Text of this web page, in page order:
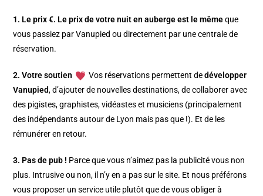
1. Le prix €. Le prix de votre nuit en auberge est le mêmeque
vous passiez par Vanupied ou directement par une centrale de
réservation.
2. Votre soutien Vos réservations permettent dedévelopper
Vanupied, d’ajouter de nouvelles destinations, de collaborer avec
des pigistes, graphistes, vidéastes et musiciens (principalement
des indépendants autour de Lyon mais pas que !). Et de les
rémunérer en retour.
3. Pas de pub ! Parce que vous n’aimez pas la publicité vous non
plus. Intrusive ou non, il n’y en a pas sur le site. Et nous préférons
vous proposer un service utile plutôt que de vous obliger à